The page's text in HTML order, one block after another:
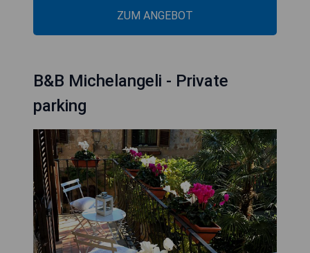
ZUM ANGEBOT
B&B Michelangeli - Private
parking